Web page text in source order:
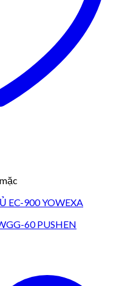
EC-900 YOWEXA